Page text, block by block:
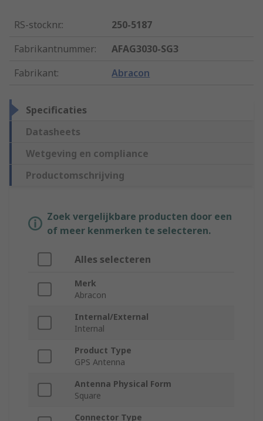
RS-stocknr.:
250-5187
Fabrikantnummer:
AFAG3030-SG3
Fabrikant: Abracon
Specificaties
Datasheets
Wetgeving en compliance
Productomschrijving
Zoek vergelijkbare producten door een
of meer kenmerken te selecteren.
Alles selecteren
Merk
Abracon
Internal/External
Internal
Product Type
GPS Antenna
Antenna Physical Form
Square
Connector Type